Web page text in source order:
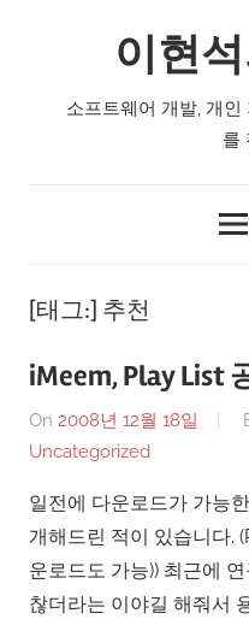
이현
소프트웨어 개발, 개
를
[태그:] 추천
iMeem, Play List
On 2008년 12월 18일
Uncategorized
일전에 다운로드가 가능
개해드린 적이 있습니다.
운로드도 가능)) 최근에
찮더라는 이야길 해줘서